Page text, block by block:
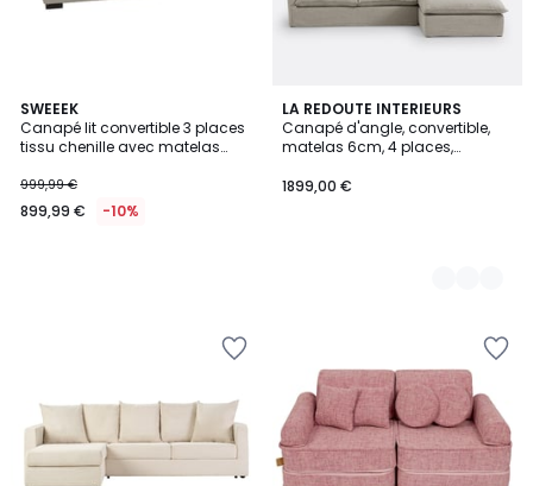
SWEEEK
Canapé lit convertible 3 places
tissu chenille avec matelas
999,99 €
899,99 € -10%
LA REDOUTE INTERIEURS
Canapé d'angle, convertible,
matelas 6cm, 4 places,
1899,00 €
4
Couleurs